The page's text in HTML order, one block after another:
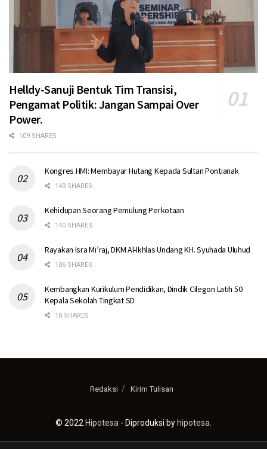
Helldy-Sanuji Bentuk Tim Transisi,
Pengamat Politik: Jangan Sampai Over
Power.
109 SHARES
Kongres HMI: Membayar Hutang Kepada Sultan Pontianak
143 SHARES
Kehidupan Seorang Pemulung Perkotaan
140 SHARES
Rayakan Isra Mi’raj, DKM Al-Ikhlas Undang KH. Syuhada Uluhud
106 SHARES
Kembangkan Kurikulum Pendidikan, Dindik Cilegon Latih 50
Kepala Sekolah Tingkat SD
10 SHARES
Redaksi Kirim Tulisan
© 2022 Hipotesa - Diproduksi by hipotesa.